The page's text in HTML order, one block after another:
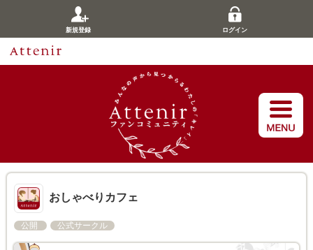
新規登録 ログイン
おしゃべりカフェ
公開 公式サークル